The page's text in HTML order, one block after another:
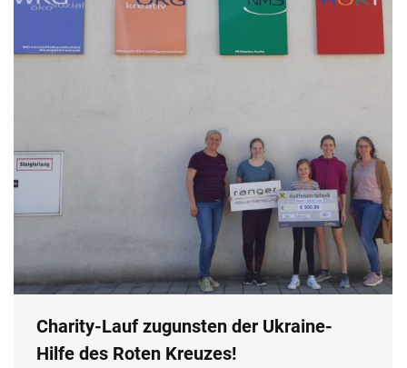
Charity-Lauf zugunsten der Ukraine-
Hilfe des Roten Kreuzes!